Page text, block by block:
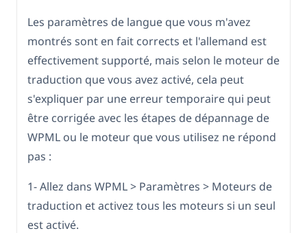
Les paramètres de langue que vous m'avez
montrés sont en fait corrects et l'allemand est
effectivement supporté, mais selon le moteur de
traduction que vous avez activé, cela peut
s'expliquer par une erreur temporaire qui peut
être corrigée avec les étapes de dépannage de
WPML ou le moteur que vous utilisez ne répond
pas :
1- Allez dans WPML > Paramètres > Moteurs de
traduction et activez tous les moteurs si un seul
est activé.